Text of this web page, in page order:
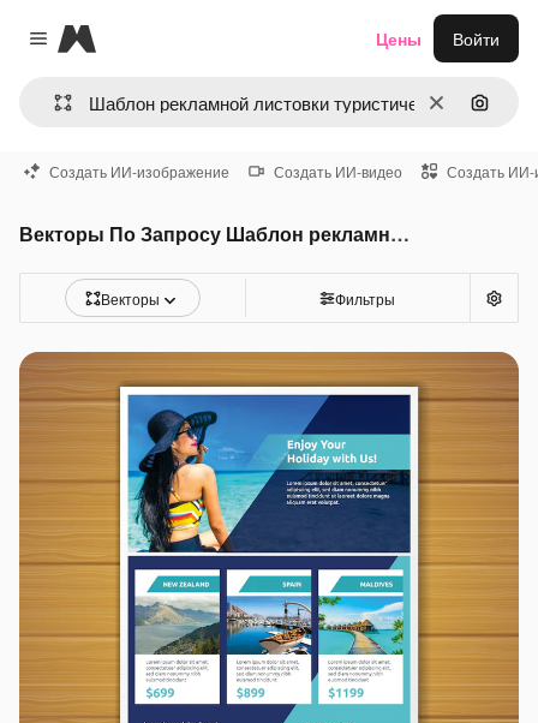
Close menu
Magnific
ОчиститьПоиск
Цены Войти
Создать ИИ-изображение Создать ИИ-видео Создать ИИ-
Векторы По Запросу Шаблон рекламной листовки туристического агентства
Векторы Фильтры